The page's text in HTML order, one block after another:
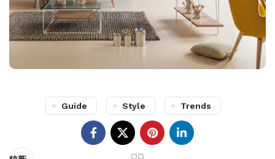
Guide Style Trends